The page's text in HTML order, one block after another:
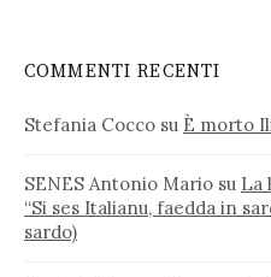
COMMENTI RECENTI
Stefania Cocco su È morto
SENES Antonio Mario su La
“Si ses Italianu, faedda in
sardo)